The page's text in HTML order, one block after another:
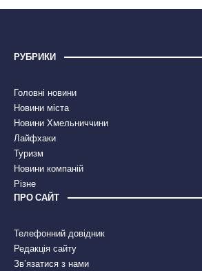
РУБРИКИ
Головні новини
Новини міста
Новини Хмельниччини
Лайфхаки
Туризм
Новини компаній
Різне
ПРО САЙТ
Телефонний довідник
Редакція сайту
Зв’язатися з нами